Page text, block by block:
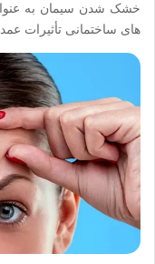
خشک شدن سیمان به
های ساختمانی تأثیرات